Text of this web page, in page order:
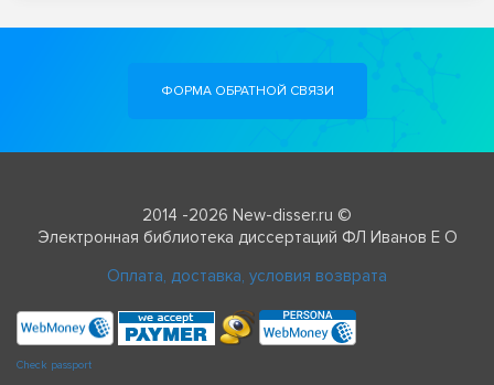
ФОРМА ОБРАТНОЙ СВЯЗИ
2014 -2026 New-disser.ru ©
Электронная библиотека диссертаций ФЛ Иванов Е О
Оплата, доставка, условия возврата
Check passport